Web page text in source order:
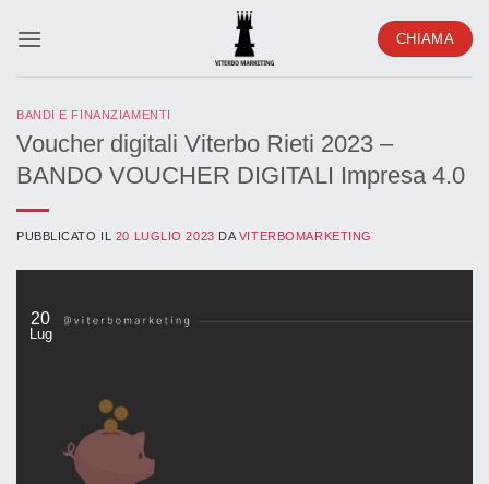
CHIAMA
BANDI E FINANZIAMENTI
Voucher digitali Viterbo Rieti 2023 –
BANDO VOUCHER DIGITALI Impresa 4.0
PUBBLICATO IL 20 LUGLIO 2023 DA VITERBOMARKETING
20
Lug